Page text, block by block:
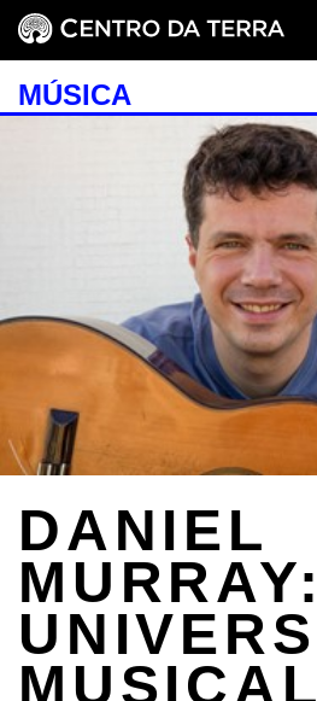
MÚSICA
DANIEL
MURRAY: